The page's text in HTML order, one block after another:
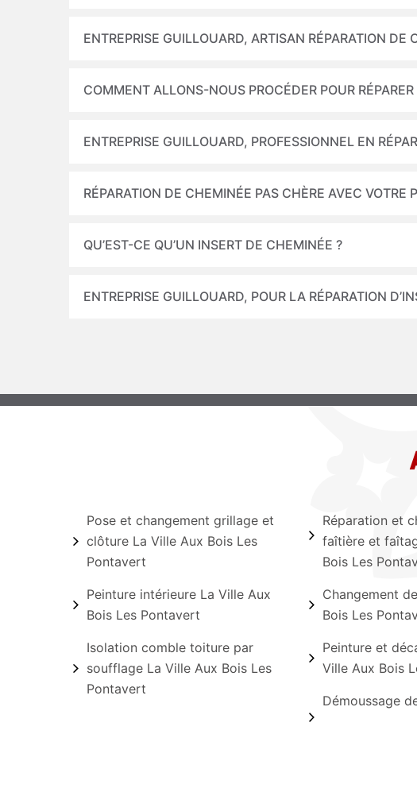
ENTREPRISE GUILLOUARD, ARTISAN RÉPARATION
COMMENT ALLONS-NOUS PROCÉDER POUR
ENTREPRISE GUILLOUARD, PROFESSIONNEL EN
RÉPARATION DE CHEMINÉE PAS CHÈRE AVEC VOTRE
QU’EST-CE QU’UN INSERT DE CHEMINÉE ?
ENTREPRISE GUILLOUARD, POUR LA RÉPARATION
Pose et changement grillage et
clôture La Ville Aux Bois Les
Pontavert
Peinture intérieure La Ville Aux
Bois Les Pontavert
Isolation comble toiture par
soufflage La Ville Aux Bois Les
Pontavert
Réparation et
faîtière et
Bois Les
Changement
Bois Les
Peinture et
Ville Aux Bois
Démoussage